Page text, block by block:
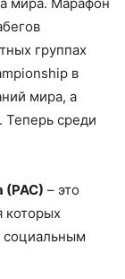
группах
в
мира, а
Теперь среди
(РАС) – это
которых
социальным